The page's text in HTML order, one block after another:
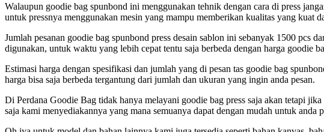
Walaupun goodie bag spunbond ini menggunakan tehnik dengan cara di press
untuk pressnya menggunakan mesin yang mampu memberikan kualitas yang kuat
Jumlah pesanan goodie bag spunbond press desain sablon ini sebanyak 1500 pcs
digunakan, untuk waktu yang lebih cepat tentu saja berbeda dengan harga goodie
Estimasi harga dengan spesifikasi dan jumlah yang di pesan tas goodie bag
harga bisa saja berbeda tergantung dari jumlah dan ukuran yang ingin anda pesan.
Di Perdana Goodie Bag tidak hanya melayani goodie bag press saja akan tetapi
saja kami menyediakannya yang mana semuanya dapat dengan mudah untuk anda